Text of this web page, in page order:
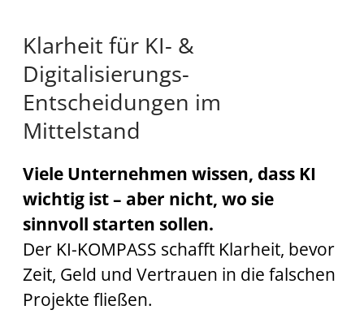
Klarheit für KI- &
Digitalisierungs-
Entscheidungen im
Mittelstand
Viele Unternehmen wissen, dass KI
wichtig ist – aber nicht, wo sie
sinnvoll starten sollen.
Der KI-KOMPASS schafft Klarheit, bevor
Zeit, Geld und Vertrauen in die falschen
Projekte fließen.